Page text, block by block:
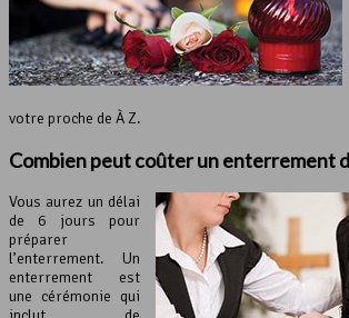
votre proche de À Z.
Combien peut coûter un enterrement
Vous aurez un délai
de 6 jours pour
préparer
l’enterrement. Un
enterrement est
une cérémonie qui